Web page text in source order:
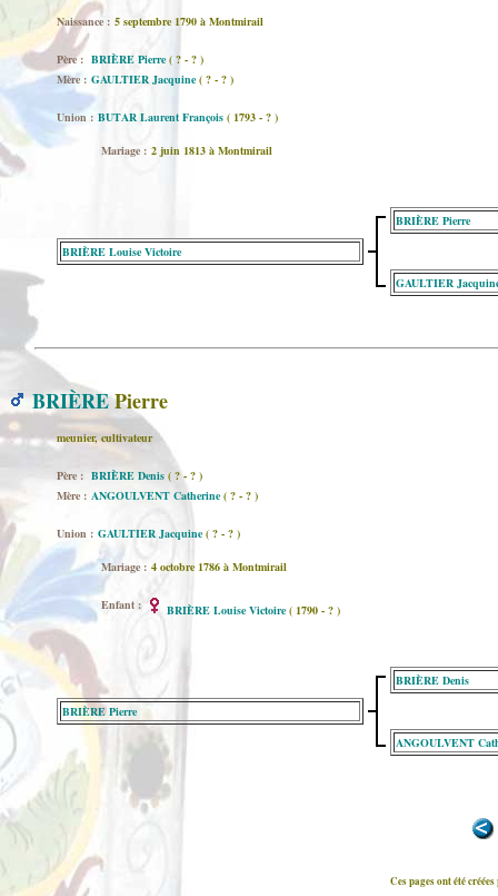
Naissance : 5 septembre 1790 à Montmirail
Père : BRIÈRE Pierre ( ? - ? )
Mère : GAULTIER Jacquine ( ? - ? )
Union : BUTAR Laurent François ( 1793 - ? )
Mariage : 2 juin 1813 à Montmirail
BRIÈRE Louise Victoire
BRIÈRE Pierre
GAULTIER
BRIÈREPierre
meunier, cultivateur
Père : BRIÈRE Denis ( ? - ? )
Mère : ANGOULVENT Catherine ( ? - ? )
Union : GAULTIER Jacquine ( ? - ? )
Mariage : 4 octobre 1786 à Montmirail
Enfant : BRIÈRE Louise Victoire ( 1790 - ? )
BRIÈRE Pierre
BRIÈRE Denis
ANGOULVENT
Ces pages ont été